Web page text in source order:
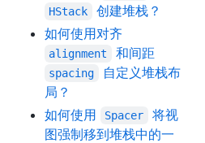
HStack
创建堆栈？
如何使用对齐
alignment 和间距
spacing
自定义堆栈布
局？
如何使用
Spacer
将视
图强制移到堆栈中的一